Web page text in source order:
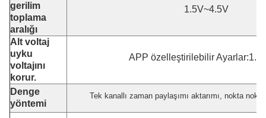
gerilim
toplama
aralığı
1.5V~4.5V
Alt voltaj
uyku
voltajını
korur.
APP özelleştirilebilir
Denge
yöntemi
Tek kanallı zaman paylaşımı aktarımı, nokta